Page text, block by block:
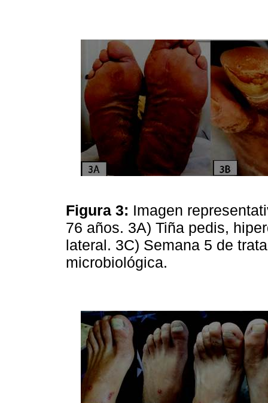
Figura 3: Imagen
76 años. 3A) Tiña pedis,
lateral. 3C) Semana 5 de
microbiológica.